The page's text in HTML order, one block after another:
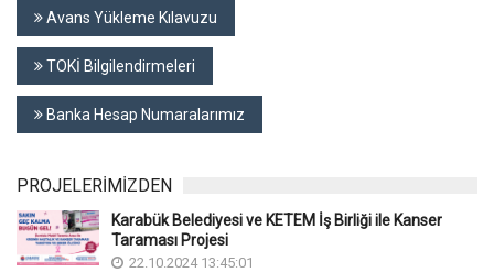
Avans Yükleme Kılavuzu
TOKİ Bilgilendirmeleri
Banka Hesap Numaralarımız
PROJELERİMİZDEN
Karabük Belediyesi ve KETEM İş Birliği ile Kanser
Taraması Projesi
22.10.2024 13:45:01